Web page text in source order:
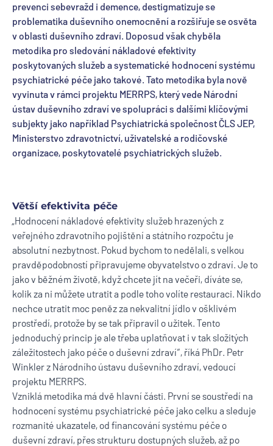
prevenci sebevražd i demence, destigmatizuje se
problematika duševního onemocnění a rozšiřuje se osvěta
v oblasti duševního zdraví. Doposud však chyběla
metodika pro sledování nákladové efektivity
poskytovaných služeb a systematické hodnocení systému
psychiatrické péče jako takové. Tato metodika byla nově
vyvinuta v rámci projektu MERRPS, který vede Národní
ústav duševního zdraví ve spolupráci s dalšími klíčovými
subjekty jako například Psychiatrická společnost ČLS JEP,
Ministerstvo zdravotnictví, uživatelské a rodičovské
organizace, poskytovatelé psychiatrických služeb.
Větší efektivita péče
„Hodnocení nákladové efektivity služeb hrazených z
veřejného zdravotního pojištění a státního rozpočtu je
absolutní nezbytnost. Pokud bychom to nedělali, s velkou
pravděpodobností připravujeme obyvatelstvo o zdraví. Je to
jako v běžném životě, když chcete jít na večeři, díváte se,
kolik za ni můžete utratit a podle toho volíte restauraci. Nikdo
nechce utratit moc peněz za nekvalitní jídlo v ošklivém
prostředí, protože by se tak připravil o užitek. Tento
jednoduchý princip je ale třeba uplatňovat i v tak složitých
záležitostech jako péče o duševní zdraví“, říká PhDr. Petr
Winkler z Národního ústavu duševního zdraví, vedoucí
projektu MERRPS.
Vzniklá metodika má dvě hlavní části. První se soustředí na
hodnocení systému psychiatrické péče jako celku a sleduje
rozmanité ukazatele, od financování systému péče o
duševní zdraví, přes strukturu dostupných služeb, až po